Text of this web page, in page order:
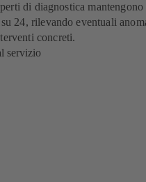
di diagnostica mantengono
24, rilevando eventuali
concreti.
servizio